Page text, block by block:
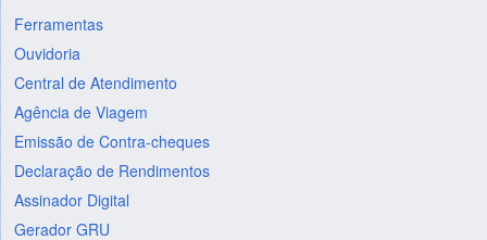
Ferramentas
Ouvidoria
Central de Atendimento
Agência de Viagem
Emissão de Contra-cheques
Declaração de Rendimentos
Assinador Digital
Gerador GRU